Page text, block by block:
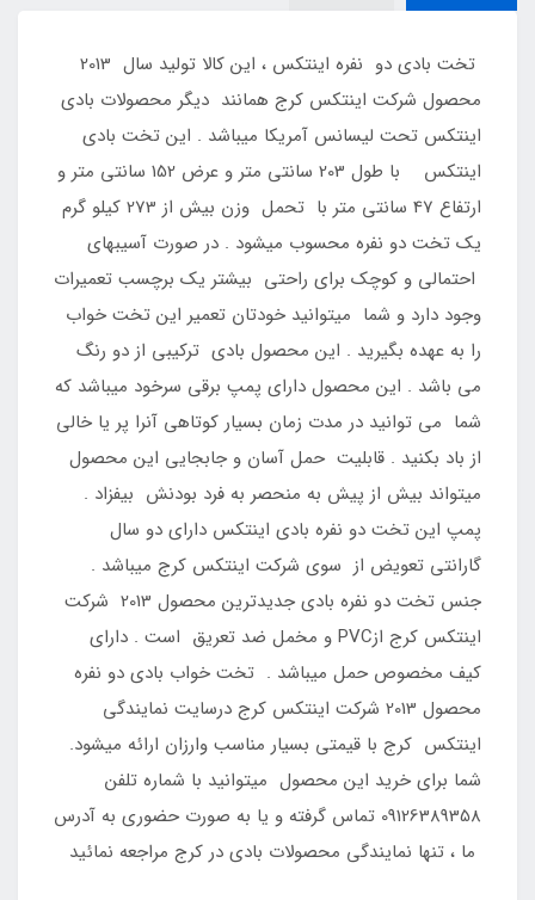
تخت بادی دو نفره اینتکس ، این کالا تولید سال 2013
محصول شرکت اینتکس کرج همانند دیگر محصولات بادی
اینتکس تحت لیسانس آمریکا میباشد . این تخت بادی
اینتکس با طول 203 سانتی متر و عرض 152 سانتی متر و
ارتفاع 47 سانتی متر با تحمل وزن بیش از 273 کیلو گرم
یک تخت دو نفره محسوب میشود . در صورت آسیبهای
احتمالی و کوچک برای راحتی بیشتر یک برچسب تعمیرات
وجود دارد و شما میتوانید خودتان تعمیر این تخت خواب
را به عهده بگیرید . این محصول بادی ترکیبی از دو رنگ
می باشد . این محصول دارای پمپ برقی سرخود میباشد که
شما می توانید در مدت زمان بسیار کوتاهی آنرا پر یا خالی
از باد بکنید . قابلیت حمل آسان و جابجایی این محصول
میتواند بیش از پیش به منحصر به فرد بودنش بیفزاد .
پمپ این تخت دو نفره بادی اینتکس دارای دو سال
گارانتی تعویض از سوی شرکت اینتکس کرج میباشد .
جنس تخت دو نفره بادی جدیدترین محصول 2013 شرکت
اینتکس کرج ازPVC و مخمل ضد تعریق است . دارای
کیف مخصوص حمل میباشد . تخت خواب بادی دو نفره
محصول 2013 شرکت اینتکس کرج درسایت نمایندگی
اینتکس کرج با قیمتی بسیار مناسب وارزان ارائه میشود.
شما برای خرید این محصول میتوانید با شماره تلفن
09126389358 تماس گرفته و یا به صورت حضوری به آدرس
ما ، تنها نمایندگی محصولات بادی در کرج مراجعه نمائید